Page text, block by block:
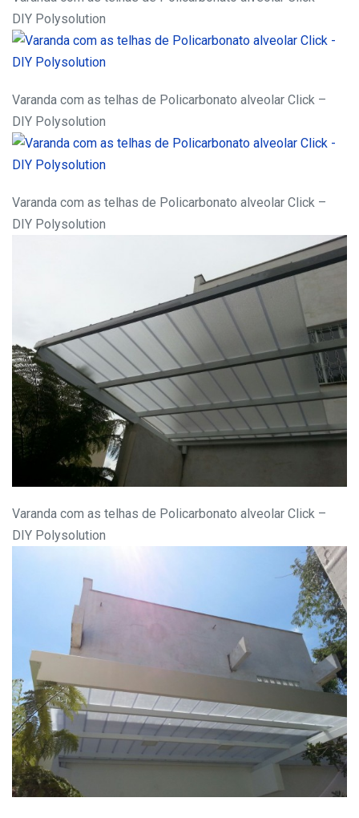
DIY Polysolution
Varanda com as telhas de Policarbonato alveolar Click –
DIY Polysolution
Varanda com as telhas de Policarbonato alveolar Click –
DIY Polysolution
Varanda com as telhas de Policarbonato alveolar Click –
DIY Polysolution